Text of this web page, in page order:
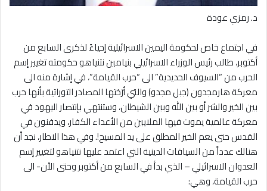
د. رمزي عودة
في اجتماع خاص لحكومة اليمين الاسرائيلية إحياءً لذكرى السابع من
أكتوبر، طالب رئيس الوزراء الاسرائيلي بنيامين نتنياهو حكومته تغيير إسم
الحرب من “السيوف الحديدية” الى “حرب القيامة”، في إشارة منه الى
معركة هارمجدون (جبل مجدو) والتي أرّختها المصادر التوراتية بأنها حرب
بين الخير والشر أو بين الله وبين الشيطان، وستنتهي بإنتصار اليهود في
معركة عالمية يموت فيها الملايين من الأعداء الكفار، ويدفنون في
القدس حتى يعم الخير المطلق على يد المسيح!. وفي هذا الاطار، نجد أن
هنالك عدداً من السياقات الدينية التي اعتمد عليها نتنياهو لتغيير إسم
العدوان الاسرائيلي – الذي بدأ في السابع من أكتوبر وحتى الأن- الى
حرب القيامة، وهي: